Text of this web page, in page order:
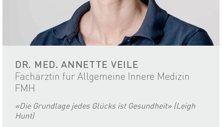
DR. MED. ANNETTE VEILE
Fachärztin für Allgemeine Innere Medizin
FMH
«Die Grundlage jedes Glücks ist Gesundheit» (Leigh
Hunt)